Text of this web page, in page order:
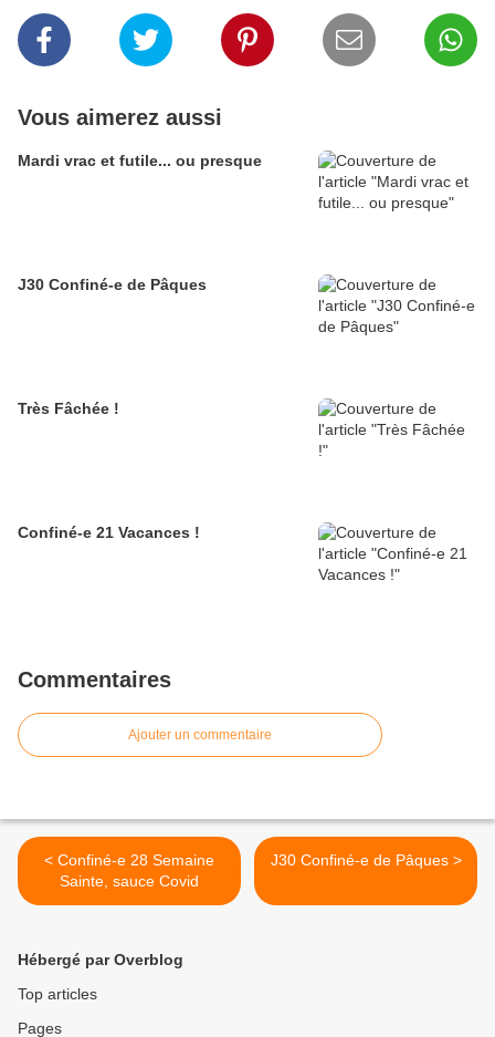
Vous aimerez aussi
Mardi vrac et futile... ou presque
J30 Confiné-e de Pâques
Très Fâchée !
Confiné-e 21 Vacances !
Commentaires
Ajouter un commentaire
< Confiné-e 28 Semaine
Sainte, sauce Covid
J30 Confiné-e de Pâques >
Hébergé par Overblog
Top articles
Pages